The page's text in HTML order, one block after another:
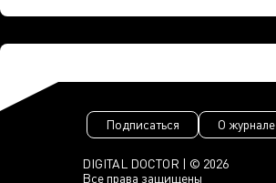
DIGITAL DOCTOR | © 2026
Все права защищены
Подписаться О журнале